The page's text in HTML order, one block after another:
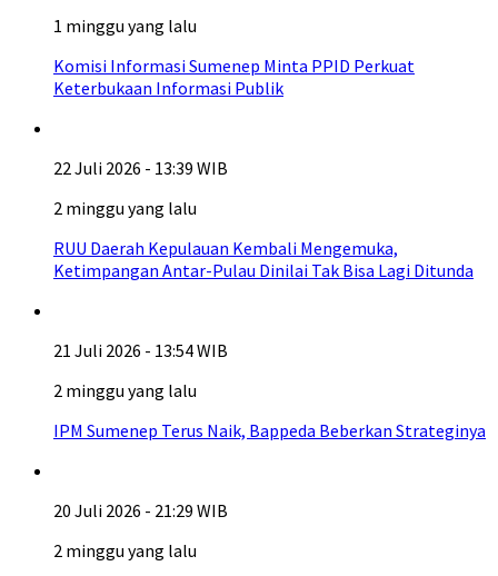
1 minggu yang lalu
Komisi Informasi Sumenep Minta PPID Perkuat
Keterbukaan Informasi Publik
22 Juli 2026 - 13:39 WIB
2 minggu yang lalu
RUU Daerah Kepulauan Kembali Mengemuka,
Ketimpangan Antar-Pulau Dinilai Tak Bisa Lagi Ditunda
21 Juli 2026 - 13:54 WIB
2 minggu yang lalu
IPM Sumenep Terus Naik, Bappeda Beberkan Strateginya
20 Juli 2026 - 21:29 WIB
2 minggu yang lalu